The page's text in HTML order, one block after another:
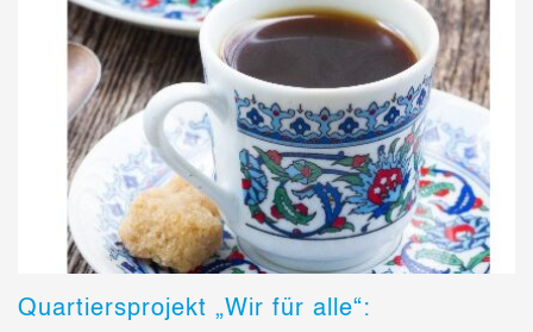
Quartiersprojekt „Wir für alle“: